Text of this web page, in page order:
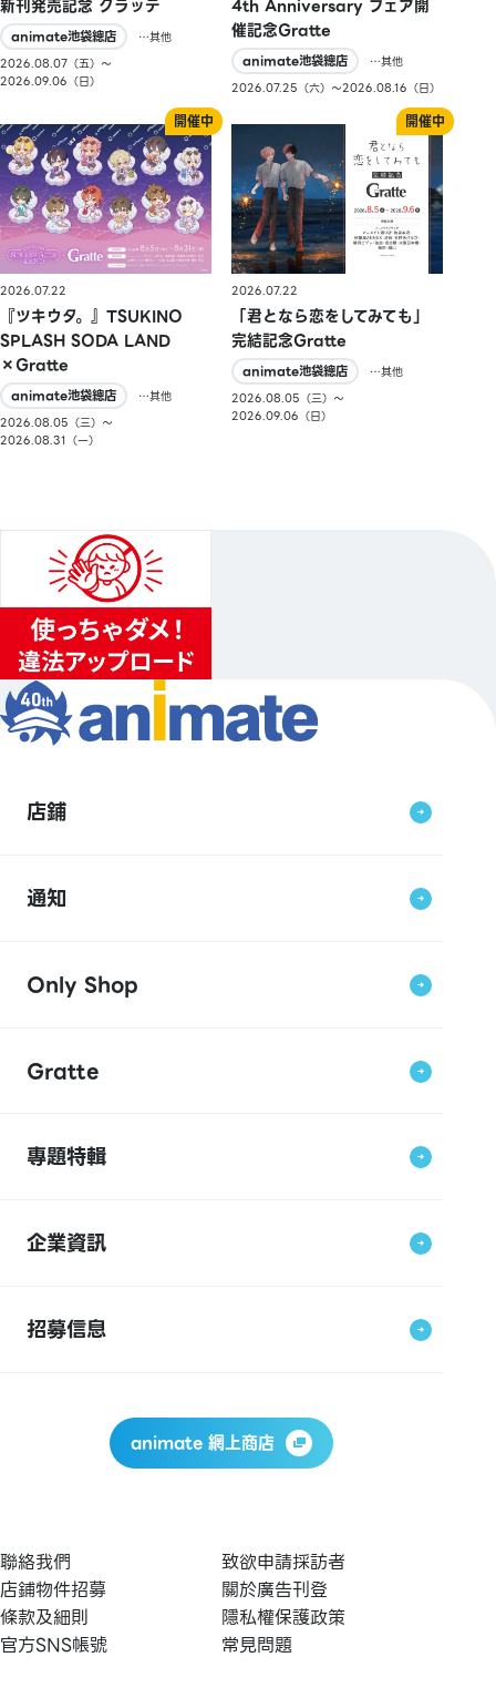
新刊発売記念 グラッテ
animate池袋總店
…其他
2026.08.07（五）〜
2026.09.06（日）
4th Anniversary フェア開
催記念Gratte
animate池袋總店
…其他
2026.07.25（六）〜2026.08.16（日）
2026.07.22
『ツキウタ。』TSUKINO
SPLASH SODA LAND
×Gratte
animate池袋總店
…其他
2026.08.05（三）〜
2026.08.31（一）
2026.07.22
「君となら恋をしてみても」
完結記念Gratte
animate池袋總店
…其他
2026.08.05（三）〜
2026.09.06（日）
店鋪
通知
Only Shop
Gratte
專題特輯
企業資訊
招募信息
animate 網上商店
聯絡我們
致欲申請採訪者
店鋪物件招募
關於廣告刊登
條款及細則
隱私權保護政策
官方SNS帳號
常見問題